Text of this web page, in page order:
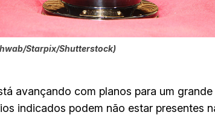
Starpix/Shutterstock)
avançando com planos para um
indicados podem não estar presentes